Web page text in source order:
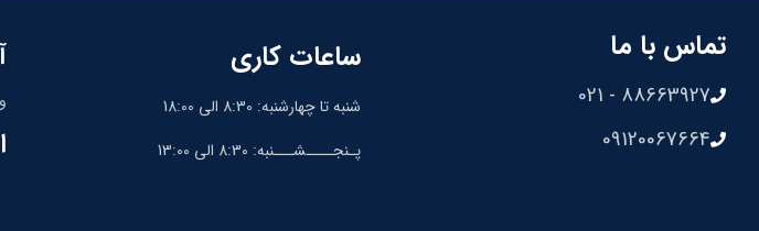
تماس با ما
88663927 - 021
09120067664
ساعات کاری
شنبه تا چهارشنبه: 8:30 الی 18:00
پـنجــــشـــنبه: 8:30 الی 13:00